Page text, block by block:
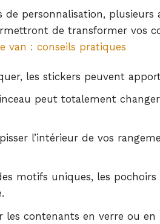
de personnalisation,
de transformer vos
van : conseils pratiques
les stickers peuvent
peut totalement
l’intérieur de vos
motifs uniques, les
les contenants en verre ou